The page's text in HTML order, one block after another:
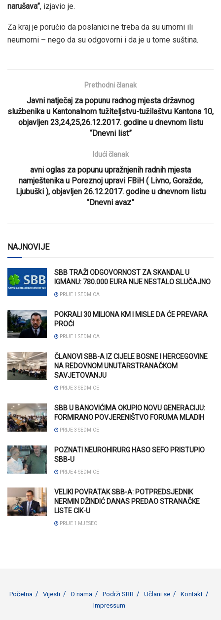
narušava”, izjavio je.
Za kraj je poručio da poslanici ne treba da su umorni ili
neumorni – nego da su odgovorni i da je u tome suština.
Prethodni članak
Javni natječaj za popunu radnog mjesta državnog
službenika u Kantonalnom tužiteljstvu-tužilaštvu Kantona 10,
objavljen 23,24,25,26.12.2017. godine u dnevnom listu
“Dnevni list”
Idući članak
avni oglas za popunu upražnjenih radnih mjesta
namještenika u Poreznoj upravi FBiH ( Livno, Goražde,
Ljubuški ), objavljen 26.12.2017. godine u dnevnom listu
“Dnevni avaz”
NAJNOVIJE
SBB TRAŽI ODGOVORNOST ZA SKANDAL U
IGMANU: 780.000 EURA NIJE NESTALO SLUČAJNO
PRIJE 1 SEDMICA
POKRALI 30 MILIONA KM I MISLE DA ĆE PREVARA
PROĆI
PRIJE 1 SEDMICA
ČLANOVI SBB-A IZ CIJELE BOSNE I HERCEGOVINE
NA REDOVNOM UNUTARSTRANAČKOM
SAVJETOVANJU
PRIJE 3 SEDMICE
SBB U BANOVIĆIMA OKUPIO NOVU GENERACIJU:
FORMIRANO POVJERENIŠTVO FORUMA MLADIH
PRIJE 3 SEDMICE
POZNATI NEUROHIRURG HASO SEFO PRISTUPIO
SBB-U
PRIJE 4 SEDMICE
VELIKI POVRATAK SBB-A: POTPREDSJEDNIK
NERMIN DŽINDIĆ DANAS PREDAO STRANAČKE
LISTE CIK-U
PRIJE 1 MJESEC
Početna Vijesti O nama Podrži SBB Učlani se
Kontakt
Impressum